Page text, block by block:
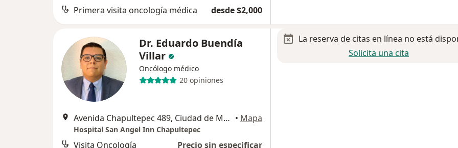
Primera visita oncología médica desde $2,000
Dr. Eduardo Buendía
Villar
Oncólogo médico
20 opiniones
Avenida Chapultepec 489, Ciudad de México • Mapa
Hospital San Angel Inn Chapultepec
Visita Oncología Precio sin especificar
La reserva de citas en línea no está
Solicita una cita